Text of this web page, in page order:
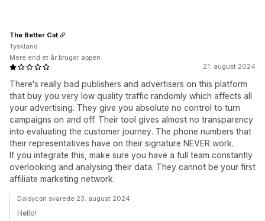
21. august 2024
There's really bad publishers and advertisers on this platform
that buy you very low quality traffic randomly which affects all
your advertising. They give you absolute no control to turn
campaigns on and off. Their tool gives almost no transparency
into evaluating the customer journey. The phone numbers that
their representatives have on their signature NEVER work.
If you integrate this, make sure you have a full team constantly
overlooking and analysing their data. They cannot be your first
affiliate marketing network.
The Better Cat
Tyskland
Mere end et år bruger appen
Daisycon svarede 23. august 2024
Hello!